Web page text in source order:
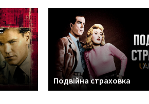
Подвійна страховка